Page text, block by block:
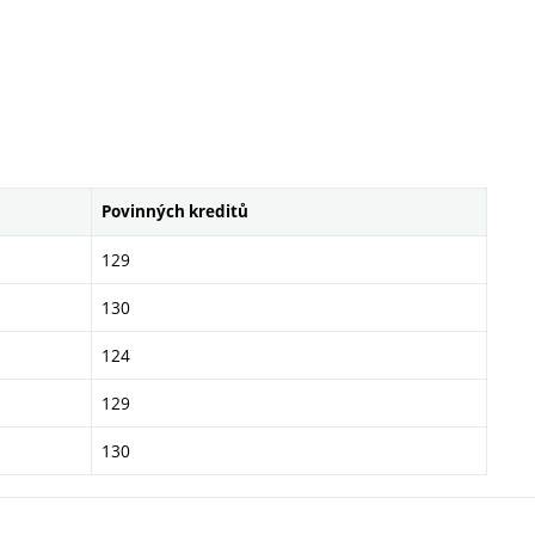
Povinných kreditů
129
130
124
129
130